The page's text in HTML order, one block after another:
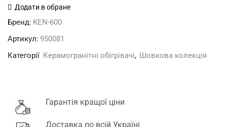
“Філігрі
шовк”
керамогранітний
обігрівач
Додати в обране
Бренд: KEN-600
Артикул: 950081
Категорії Керамогранітні обігрівачі, Шовкова колекція
Гарантія кращої ціни
Доставка по всій Україні